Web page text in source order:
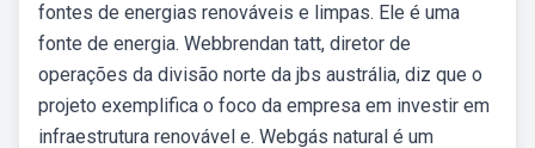
fontes de energias renováveis e limpas. Ele é uma
fonte de energia. Webbrendan tatt, diretor de
operações da divisão norte da jbs austrália, diz que o
projeto exemplifica o foco da empresa em investir em
infraestrutura renovável e. Webgás natural é um